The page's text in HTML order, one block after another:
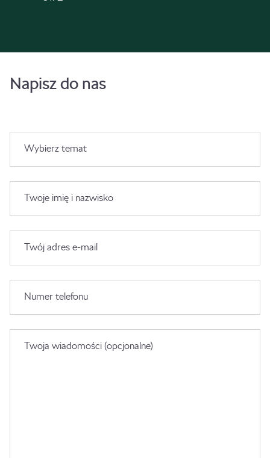
Napisz do nas
Wybierz temat
Twoje imię i nazwisko
Twój adres e-mail
Numer telefonu
Twoja wiadomości (opcjonalne)